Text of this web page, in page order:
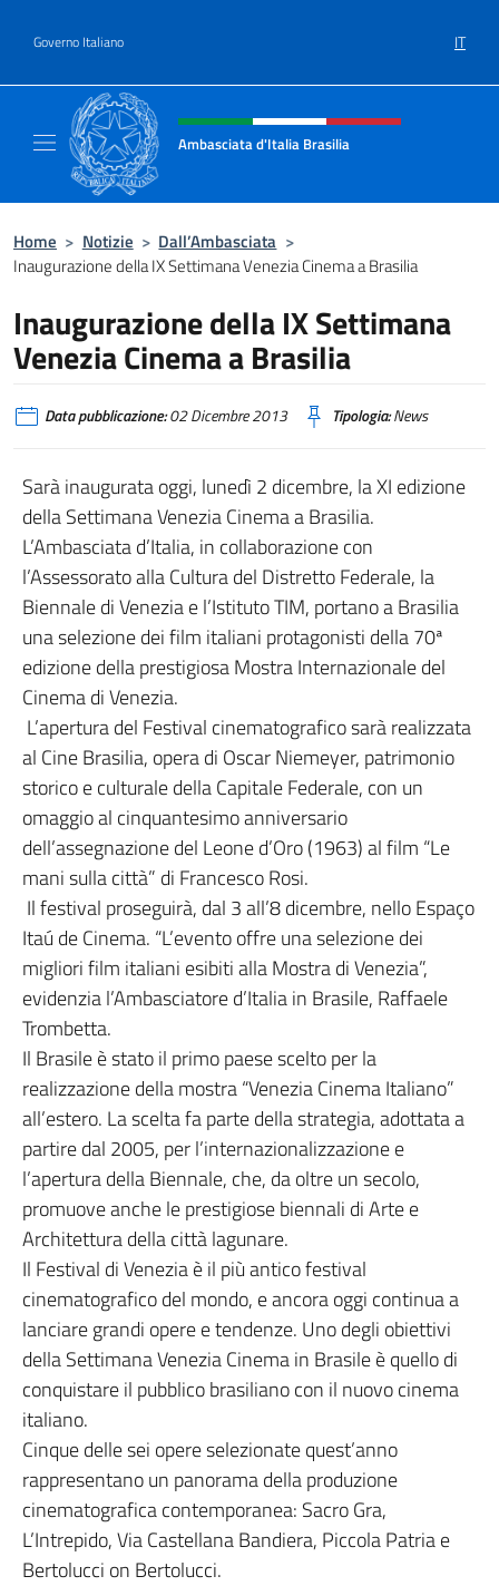
Governo Italiano IT
Intestazione sito, social e menù
Ambasciata d'Italia Brasilia
Home > Notizie > Dall’Ambasciata >
Inaugurazione della IX Settimana Venezia Cinema a Brasilia
Inaugurazione della IX Settimana
Venezia Cinema a Brasilia
Data pubblicazione:02 Dicembre 2013 Tipologia:News
Sarà inaugurata oggi, lunedì 2 dicembre, la XI edizione
della Settimana Venezia Cinema a Brasilia.
L’Ambasciata d’Italia, in collaborazione con
l’Assessorato alla Cultura del Distretto Federale, la
Biennale di Venezia e l’Istituto TIM, portano a Brasilia
una selezione dei film italiani protagonisti della 70ª
edizione della prestigiosa Mostra Internazionale del
Cinema di Venezia.
L’apertura del Festival cinematografico sarà realizzata
al Cine Brasilia, opera di Oscar Niemeyer, patrimonio
storico e culturale della Capitale Federale, con un
omaggio al cinquantesimo anniversario
dell’assegnazione del Leone d’Oro (1963) al film “Le
mani sulla città” di Francesco Rosi.
Il festival proseguirà, dal 3 all’8 dicembre, nello Espaço
Itaú de Cinema. “L’evento offre una selezione dei
migliori film italiani esibiti alla Mostra di Venezia”,
evidenzia l’Ambasciatore d’Italia in Brasile, Raffaele
Trombetta.
Il Brasile è stato il primo paese scelto per la
realizzazione della mostra “Venezia Cinema Italiano”
all’estero. La scelta fa parte della strategia, adottata a
partire dal 2005, per l’internazionalizzazione e
l’apertura della Biennale, che, da oltre un secolo,
promuove anche le prestigiose biennali di Arte e
Architettura della città lagunare.
Il Festival di Venezia è il più antico festival
cinematografico del mondo, e ancora oggi continua a
lanciare grandi opere e tendenze. Uno degli obiettivi
della Settimana Venezia Cinema in Brasile è quello di
conquistare il pubblico brasiliano con il nuovo cinema
italiano.
Cinque delle sei opere selezionate quest’anno
rappresentano un panorama della produzione
cinematografica contemporanea: Sacro Gra,
L’Intrepido, Via Castellana Bandiera, Piccola Patria e
Bertolucci on Bertolucci.